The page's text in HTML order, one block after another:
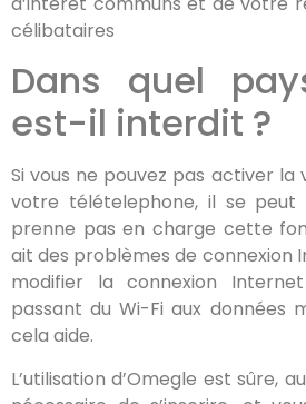
célibataires
Dans quel
est-il interdit ?
Si vous ne pouvez pas activer la
votre télételephone, il se peut
prenne pas en charge cette
ait des problèmes de connexion
modifier la connexion
passant du Wi-Fi aux données
cela aide.
L’utilisation d’Omegle est sûre,